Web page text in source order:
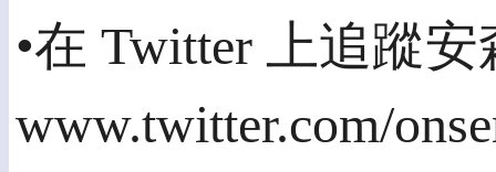
•在 Twitter 上追蹤
www.twitter.com/